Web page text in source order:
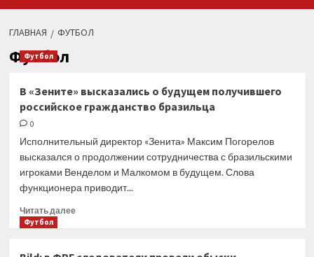
ГЛАВНАЯ ФУТБОЛ
Футбол
Футбол
В «Зените» высказались о будущем получившего
российское гражданство бразильца
0
Исполнительный директор «Зенита» Максим Погорелов
высказался о продолжении сотрудничества с бразильскими
игроками Венделом и Малкомом в будущем. Слова
функционера приводит...
Читать далееПрочитать
Футбол